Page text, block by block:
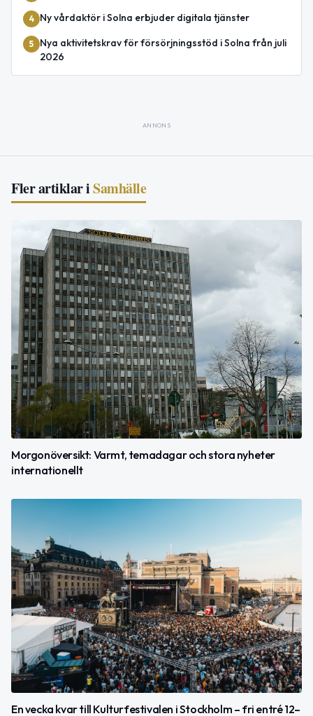
4 Ny vårdaktör i Solna erbjuder digitala tjänster
5
Nya aktivitetskrav för försörjningsstöd i Solna från juli
2026
ANNONS
Fler artiklar iSamhälle
Morgonöversikt: Varmt, temadagar och stora nyheter
internationellt
En vecka kvar till Kulturfestivalen i Stockholm – fri entré 12–